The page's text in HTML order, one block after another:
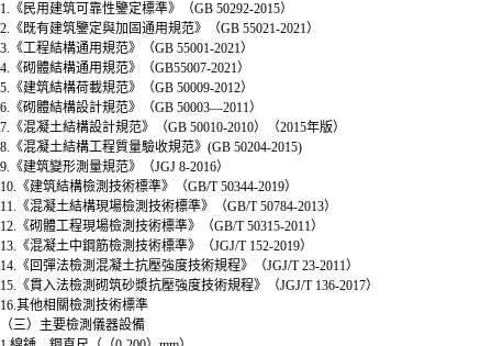
1.《民用建筑可靠性鑒定標準》（GB 50292-2015）
2.《既有建筑鑒定與加固通用規范》（GB 55021-2021）
3.《工程結構通用規范》（GB 55001-2021）
4.《砌體結構通用規范》（GB55007-2021）
5.《建筑結構荷載規范》（GB 50009-2012）
6.《砌體結構設計規范》（GB 50003—2011）
7.《混凝土結構設計規范》（GB 50010-2010）（2015年版）
8.《混凝土結構工程質量驗收規范》(GB 50204-2015)
9.《建筑變形測量規范》（JGJ 8-2016）
10.《建筑結構檢測技術標準》（GB/T 50344-2019）
11.《混凝土結構現場檢測技術標準》（GB/T 50784-2013）
12.《砌體工程現場檢測技術標準》（GB/T 50315-2011）
13.《混凝土中鋼筋檢測技術標準》（JGJ/T 152-2019）
14.《回彈法檢測混凝土抗壓強度技術規程》（JGJ/T 23-2011）
15.《貫入法檢測砌筑砂漿抗壓強度技術規程》（JGJ/T 136-2017）
16.其他相關檢測技術標準
（三）主要檢測儀器設備